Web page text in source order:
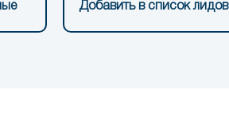
Добавить в список лидов